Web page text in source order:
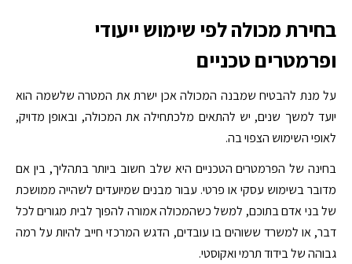
בחירת מכולה לפי שימוש ייעודי
ופרמטרים טכניים
על מנת להבטיח שמבנה המכולה אכן ישרת את המטרה שלשמה הוא
יועד למשך שנים, יש להתאים מלכתחילה את המכולה, ובאופן מדויק,
לאופי השימוש הצפוי בה.
בחינה של הפרמטרים הטכניים היא שלב חשוב ביותר בתהליך, בין אם
מדובר בשימוש עסקי או פרטי. עבור מבנים שמיועדים לשהייה ממושכת
של בני אדם בתוכם, למשל כשהמכולה אמורה להפוך לבית מגורים לכל
דבר, או למשרד ששוהים בו עובדים, הדגש המרכזי חייב להיות על רמה
גבוהה של בידוד תרמי ואקוסטי.